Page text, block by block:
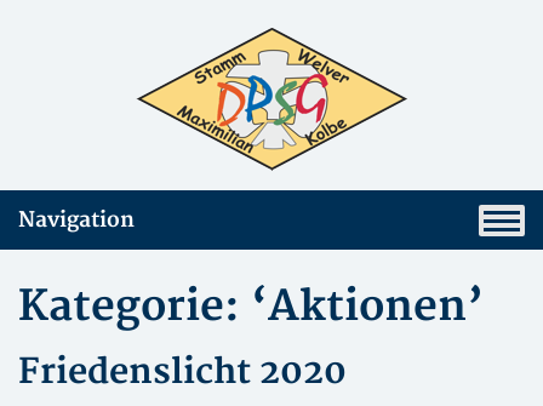
Navigation
Kategorie: ‘Aktionen’
Friedenslicht 2020